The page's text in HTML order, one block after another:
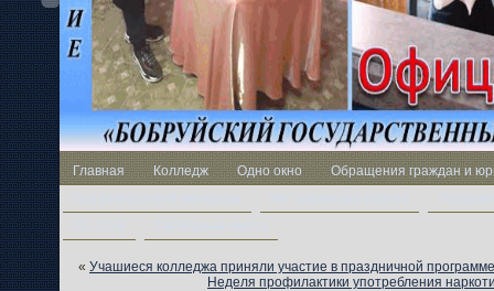
Главная Колледж Одно окно
Обращения граждан и
« Учашиеся колледжа приняли участие в праздничной
Неделя профилактики употребления